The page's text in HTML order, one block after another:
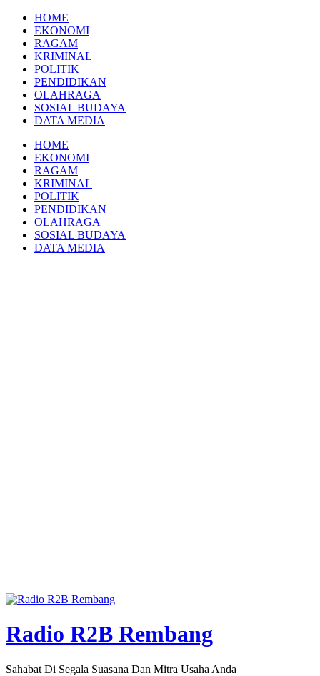
Skip
content
HOME
EKONOMI
RAGAM
KRIMINAL
POLITIK
PENDIDIKAN
OLAHRAGA
SOSIAL BUDAYA
DATA MEDIA
HOME
EKONOMI
RAGAM
KRIMINAL
POLITIK
PENDIDIKAN
OLAHRAGA
SOSIAL BUDAYA
DATA MEDIA
Radio R2B Rembang
Sahabat Di Segala Suasana Dan Mitra Usaha Anda